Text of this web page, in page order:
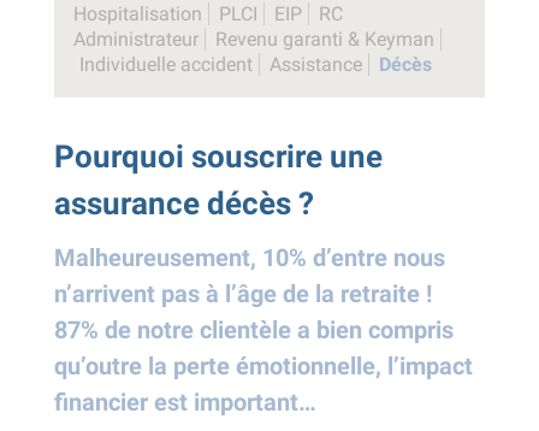
Hospitalisation PLCI EIP
RC
Administrateur
Revenu garanti & Keyman
Individuelle accident
Assistance Décès
Pourquoi souscrire une
assurance décès ?
Malheureusement, 10% d’entre nous
n’arrivent pas à l’âge de la retraite !
87% de notre clientèle a bien compris
qu’outre la perte émotionnelle, l’impact
financier est important…